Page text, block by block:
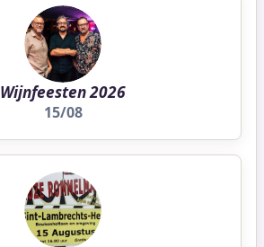
Wijnfeesten 2026
15/08